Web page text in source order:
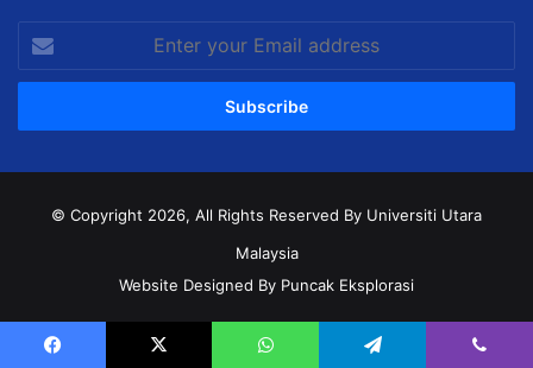
Enter
your
Email
© Copyright 2026, All Rights Reserved By Universiti Utara
Malaysia
Website Designed By Puncak Eksplorasi